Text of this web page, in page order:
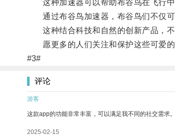
这种加速器可以帮助布谷鸟在飞行中
通过布谷鸟加速器，布谷鸟们不仅可
这种结合科技和自然的创新产品，不
愿更多的人们关注和保护这些可爱的
#3#
评论
游客
这款app的功能非常丰富，可以满足我不同的社交需求。
2025-02-15